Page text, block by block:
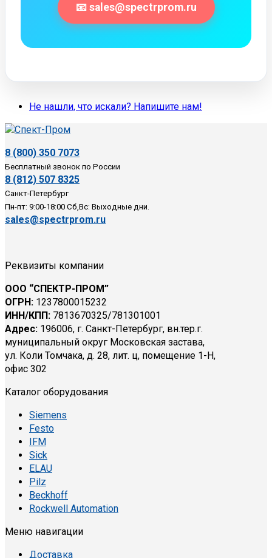
📧 sales@spectrprom.ru
Не нашли, что искали? Напишите нам!
8 (800) 350 7073
Бесплатный звонок по России
8 (812) 507 8325
Санкт-Петербург
Пн-пт: 9:00-18:00 Сб,Вс: Выходные дни.
sales@spectrprom.ru
Реквизиты компании
ООО “СПЕКТР-ПРОМ”
ОГРН: 1237800015232
ИНН/КПП: 7813670325/781301001
Адрес: 196006, г. Санкт-Петербург, вн.тер.г.
муниципальный округ Московская застава,
ул. Коли Томчака, д. 28, лит. ц, помещение 1-Н,
офис 302
Каталог оборудования
Siemens
Festo
IFM
Sick
ELAU
Pilz
Beckhoff
Rockwell Automation
Меню навигации
Доставка